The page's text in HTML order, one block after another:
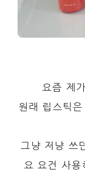
요즘 제
원래 립스틱
그냥 저냥 쓰
요 요건 사용